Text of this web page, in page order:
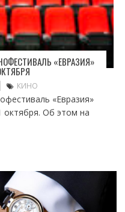
«ЕВРАЗИЯ»
КИНО
«Евразия»
октября. Об этом на